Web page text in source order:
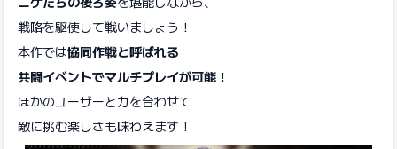
戦略を駆使して戦いましょう！
本作では協同作戦と呼ばれる
共闘イベントでマルチプレイが可能！
ほかのユーザーと力を合わせて
敵に挑む楽しさも味わえます！